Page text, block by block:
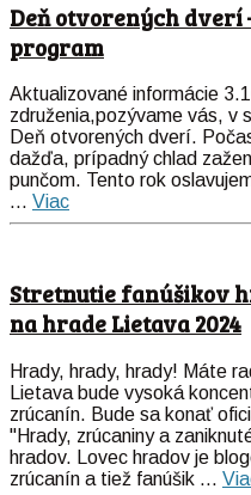
Deň otvorených dverí
program
Aktualizované informácie
združenia,pozývame vás, v
Deň otvorených dverí.
dažďa, prípadný chlad
punčom. Tento rok
... Viac
Stretnutie fanúšikov
na hrade Lietava 2024
Hrady, hrady, hrady! Máte
Lietava bude vysoká
zrúcanín. Bude sa konať
"Hrady, zrúcaniny a
hradov. Lovec hradov je
zrúcanín a tiež fanúšik ...